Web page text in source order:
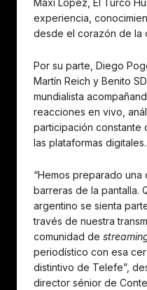
Maxi López, El Turco
experiencia,
desde el corazón de la
Por su parte, Diego
Martín Reich y Benito
mundialista
reacciones en vivo,
participación constante
las plataformas digitales.
“Hemos preparado
barreras de la pantalla.
argentino se sienta
través de nuestra
comunidad de
periodístico con esa
distintivo de Telefe”,
director sénior de